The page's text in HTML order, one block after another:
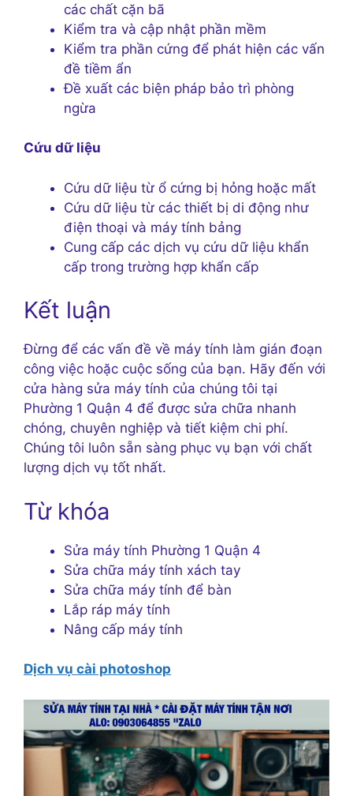
các chất cặn bã
Kiểm tra và cập nhật phần mềm
Kiểm tra phần cứng để phát hiện các vấn
đề tiềm ẩn
Đề xuất các biện pháp bảo trì phòng
ngừa
Cứu dữ liệu
Cứu dữ liệu từ ổ cứng bị hỏng hoặc mất
Cứu dữ liệu từ các thiết bị di động như
điện thoại và máy tính bảng
Cung cấp các dịch vụ cứu dữ liệu khẩn
cấp trong trường hợp khẩn cấp
Kết luận
Đừng để các vấn đề về máy tính làm gián đoạn
công việc hoặc cuộc sống của bạn. Hãy đến với
cửa hàng sửa máy tính của chúng tôi tại
Phường 1 Quận 4 để được sửa chữa nhanh
chóng, chuyên nghiệp và tiết kiệm chi phí.
Chúng tôi luôn sẵn sàng phục vụ bạn với chất
lượng dịch vụ tốt nhất.
Từ khóa
Sửa máy tính Phường 1 Quận 4
Sửa chữa máy tính xách tay
Sửa chữa máy tính để bàn
Lắp ráp máy tính
Nâng cấp máy tính
Dịch vụ cài photoshop